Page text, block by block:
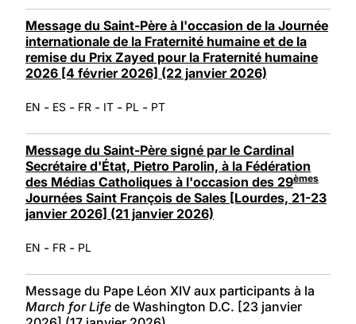
Message du Saint-Père à l'occasion de la Journée
internationale de la Fraternité humaine et de la
remise du Prix Zayed pour la Fraternité humaine
2026 [4 février 2026] (22 janvier 2026)
EN - ES - FR - IT - PL - PT
Message du Saint-Père signé par le Cardinal
Secrétaire d'État, Pietro Parolin, à la Fédération
des Médias Catholiques à l'occasion des 29èmes
Journées Saint François de Sales [Lourdes, 21-23
janvier 2026] (21 janvier 2026)
EN - FR - PL
Message du Pape Léon XIV aux participants à la
March for Life de Washington D.C. [23 janvier